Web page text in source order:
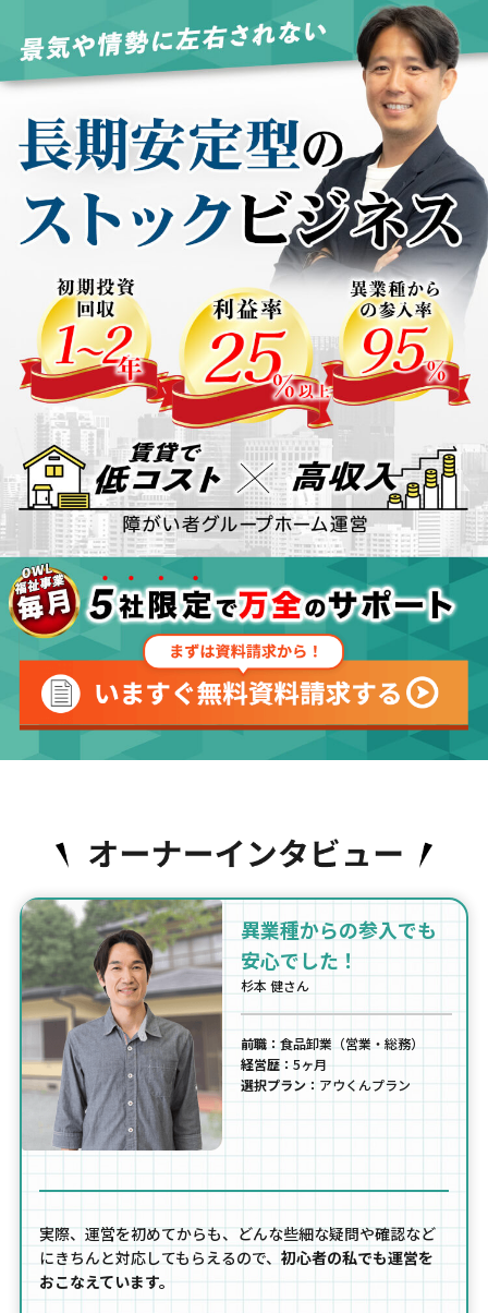
異業種からの参入でも
安心でした！
杉本 健さん
前職：食品卸業（営業・総務）
経営歴：5ヶ月
選択プラン： アウくんプラン
実際、運営を初めてからも、どんな些細な疑問や確認など
にきちんと対応してもらえるので、初心者の私でも運営を
おこなえています。